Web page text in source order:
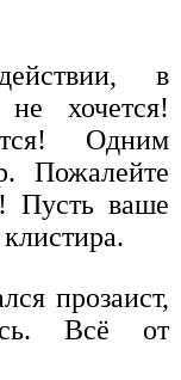
в
хочется!
Одним
Пожалейте
Пусть ваше
прозаист,
Всё от